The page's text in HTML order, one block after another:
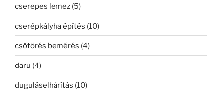
cserepes lemez (5)
cserépkályha építés (10)
csőtörés bemérés (4)
daru (4)
duguláselhárítás (10)